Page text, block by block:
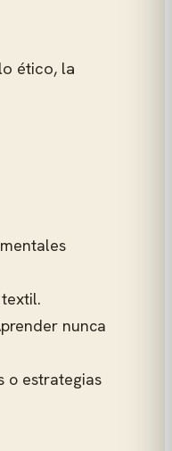
ético, la
nunca
o estrategias